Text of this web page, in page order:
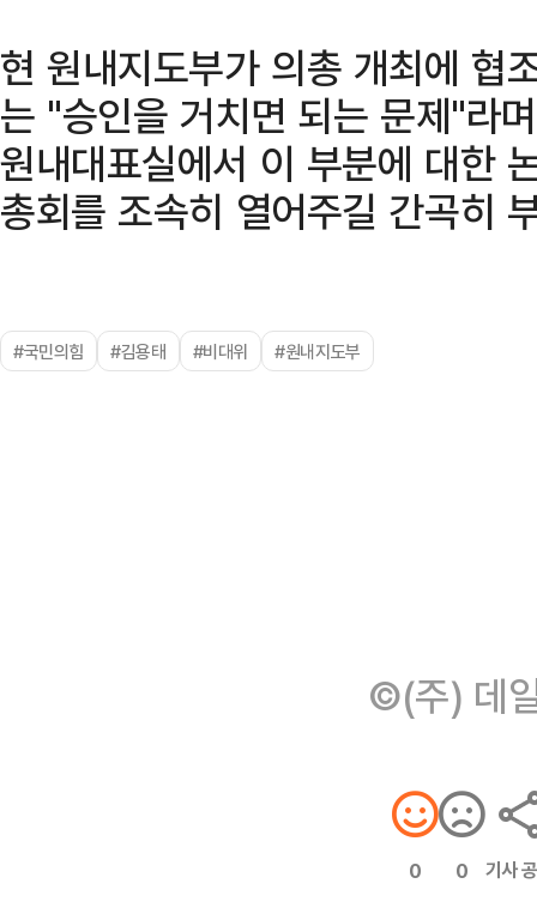
현 원내지도부가 의총 개최에 협
는 "승인을 거치면 되는 문제"라
원내대표실에서 이 부분에 대한
총회를 조속히 열어주길 간곡히
#국민의힘 #김용태 #비대위 #원내지도부
©(주) 데
0 0 기사